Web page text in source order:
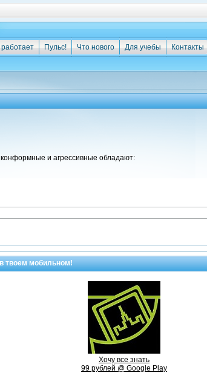
Контакты
Для учебы
Что нового
Пульс!
работает
и агрессивные обладают:
твоем мобильном!
Хочу все знать
99 рублей @ Google Play